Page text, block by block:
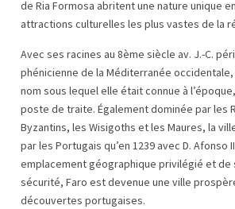
de Ria Formosa abritent une nature unique
attractions culturelles les plus vastes de la
Avec ses racines au 8ème siècle av. J.-C.
phénicienne de la Méditerranée
nom sous lequel elle était connue à
poste de traite. Également dominée par les
Byzantins, les Wisigoths et les Maures, la
par les Portugais qu’en 1239 avec D. Afonso
emplacement géographique privilégié et de
sécurité, Faro est devenue une ville
découvertes portugaises.